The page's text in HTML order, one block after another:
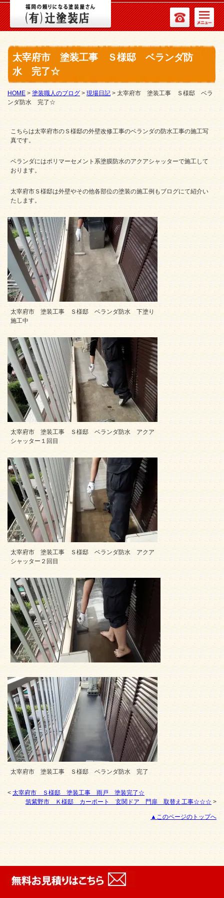
太宰府市 塗装工事 Ｓ様邸 ベランダ防
水 完了☆
HOME > 塗装職人のブログ > 現場日記 > 太宰府市 塗装工事 Ｓ様邸 ベラ
ンダ防水 完了☆
こちらは太宰府市のＳ様邸の外壁改修工事のベランダの防水工事の施工写
真です。
ベランダにはポリマーセメント系塗膜防水のアクアシャッターで施工して
おります。
太宰府市Ｓ様邸は外壁やその他各部位の塗装の施工例もブログにて紹介い
たします。
太宰府市 塗装工事 Ｓ様邸 ベランダ防水 下塗り
施工中
太宰府市 塗装工事 Ｓ様邸 ベランダ防水 アクア
シャッター１回目
太宰府市 塗装工事 Ｓ様邸 ベランダ防水 アクア
シャッター２回目
太宰府市 塗装工事 Ｓ様邸 ベランダ防水 完了
< 太宰府市 Ｓ様邸 塗装工事 雨戸 塗装完了☆
筑紫野市 Ｋ様邸 カーポート 玄関ドア 門扉 取替え工事☆☆☆ >
▲このページのトップへ